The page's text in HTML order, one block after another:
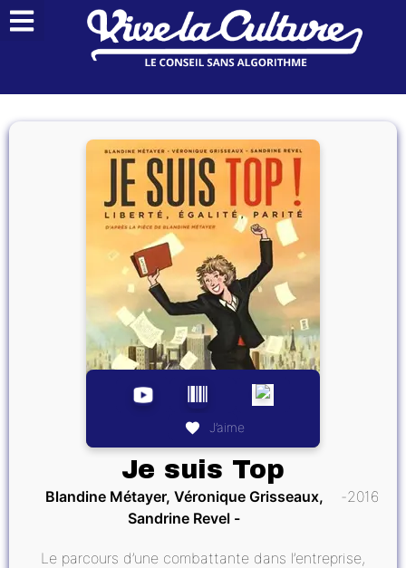
J’aime
Je suis Top
Blandine Métayer, Véronique Grisseaux,
Sandrine Revel
2016
Le parcours d’une combattante dans l’entreprise,